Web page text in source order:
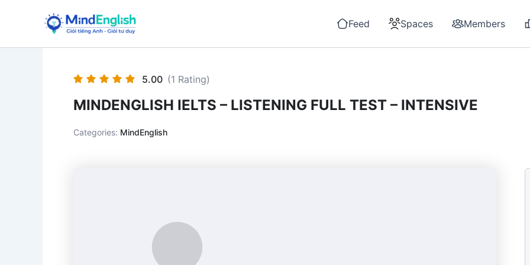
Feed Spaces Members
5.00 (1 Rating)
MINDENGLISH IELTS – LISTENING FULL TEST – INTENSIVE
Categories: MindEnglish